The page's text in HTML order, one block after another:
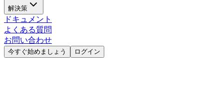
解決策
ドキュメント
よくある質問
お問い合わせ
今すぐ始めましょう ログイン